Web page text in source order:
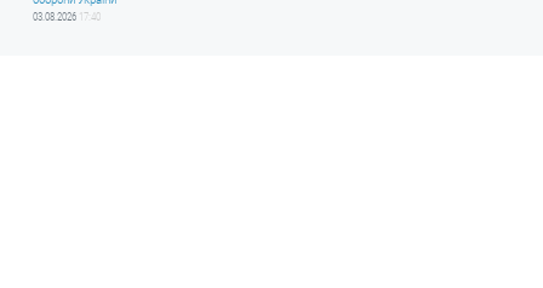
03.08.2026 17:40